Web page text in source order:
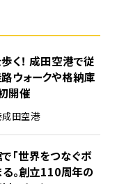
く！ 成田空港で従
ウォークや格納庫
開催
成田空港
「世界をつなぐボ
る。創立110周年の